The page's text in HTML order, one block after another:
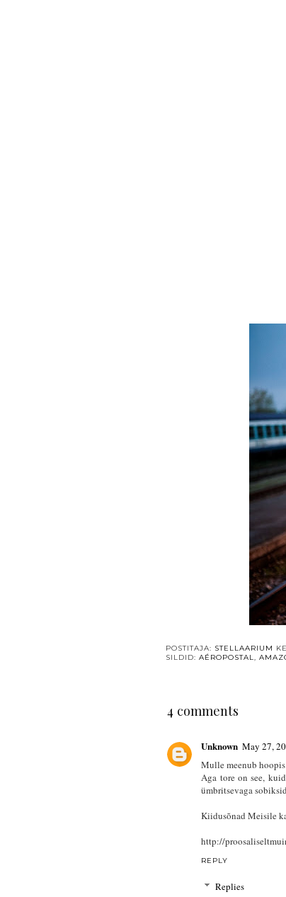
POSTITAJA: STELLAARIUM
SILDID:AÉROPOSTAL,
4 comments
Unknown May 27,
Mulle meenub
Aga tore on see,
ümbritsevaga
Kiidusõnad Meisile
http://
REPLY
Replies